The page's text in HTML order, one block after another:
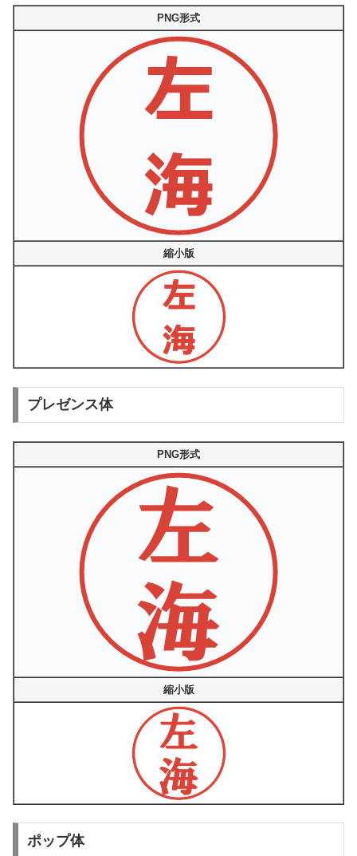
PNG形式
縮小版
プレゼンス体
PNG形式
縮小版
ポップ体